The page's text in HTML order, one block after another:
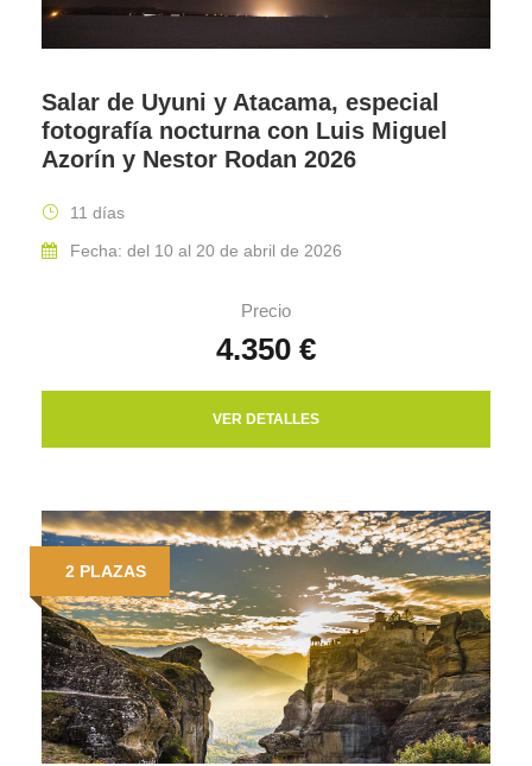
Salar de Uyuni y Atacama, especial
fotografía nocturna con Luis Miguel
Azorín y Nestor Rodan 2026
11 días
Fecha: del 10 al 20 de abril de 2026
Precio
4.350 €
VER DETALLES
2 PLAZAS